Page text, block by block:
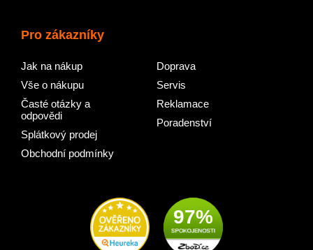
Pro zákazníky
Jak na nákup
Vše o nákupu
Časté otázky a
odpovědi
Splátkový prodej
Obchodní podmínky
Doprava
Servis
Reklamace
Poradenství
97%